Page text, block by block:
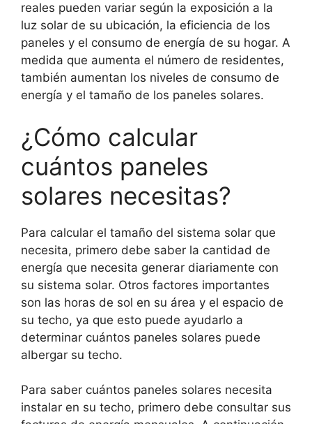
reales pueden variar según la exposición a la
luz solar de su ubicación, la eficiencia de los
paneles y el consumo de energía de su hogar. A
medida que aumenta el número de residentes,
también aumentan los niveles de consumo de
energía y el tamaño de los paneles solares.
¿Cómo calcular
cuántos paneles
solares necesitas?
Para calcular el tamaño del sistema solar que
necesita, primero debe saber la cantidad de
energía que necesita generar diariamente con
su sistema solar. Otros factores importantes
son las horas de sol en su área y el espacio de
su techo, ya que esto puede ayudarlo a
determinar cuántos paneles solares puede
albergar su techo.
Para saber cuántos paneles solares necesita
instalar en su techo, primero debe consultar sus